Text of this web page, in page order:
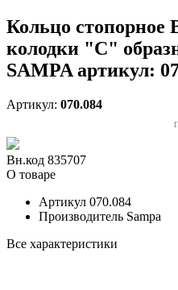
Кольцо стопорное
колодки "С"
SAMPA артикул:
Артикул: 070.084
Вн.код 835707
О товаре
Артикул 070.084
Производитель Sampa
Все характеристики